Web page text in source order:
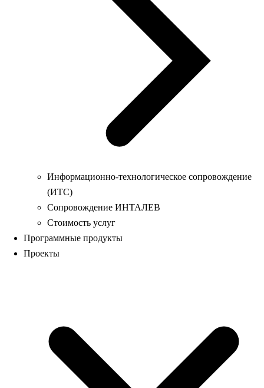
Информационно-технологическое сопровождение
(ИТС)
Сопровождение ИНТАЛЕВ
Стоимость услуг
Программные продукты
Проекты